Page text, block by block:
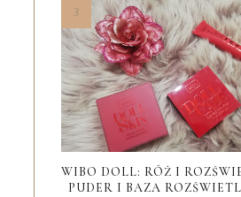
WIBO DOLL: RÓŻ I
PUDER I BAZA